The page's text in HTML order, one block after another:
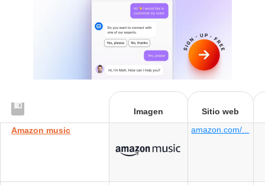
Imagen
Sitio web
Amazon music
amazon.com/...